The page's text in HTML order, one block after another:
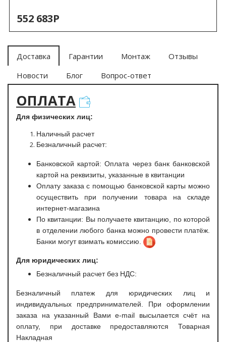
552 683Р
Доставка Гарантии Монтаж
Отзывы
Новости
Блог Вопрос-ответ
ОПЛАТА
Для физических лиц:
Наличный расчет
Безналичный расчет:
Банковской картой: Оплата через банк банковской
картой на реквизиты, указанные в квитанции
Оплату заказа с помощью банковской карты можно
осуществить при получении товара на складе
интернет-магазина
По квитанции: Вы получаете квитанцию, по которой
в отделении любого банка можно провести платёж.
Банки могут взимать комиссию.
Для юридических лиц:
Безналичный расчет без НДС:
Безналичный платеж для юридических лиц и
индивидуальных предпринимателей. При оформлении
заказа на указанный Вами e-mail высылается счёт на
оплату, при доставке предоставляются Товарная
Накладная